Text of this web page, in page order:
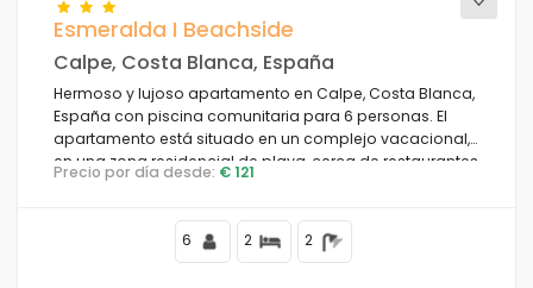
Esmeralda I Beachside
Calpe, Costa Blanca, España
Hermoso y lujoso apartamento en Calpe, Costa Blanca,
España con piscina comunitaria para 6 personas. El
apartamento está situado en un complejo vacacional,
en una zona residencial de playa, cerca de restaurantes
y bares, tiendas y supermercados, a 50 m de la playa
Precio por día desde: € 121
6 2 2